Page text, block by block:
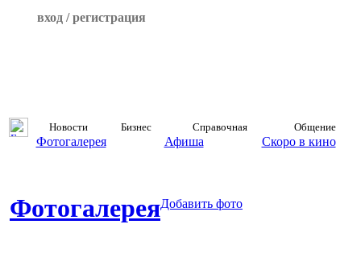
вход / регистрация
Новости Бизнес Справочная Общение
Фотогалерея Афиша Скоро в кино
ФотогалереяДобавить фото